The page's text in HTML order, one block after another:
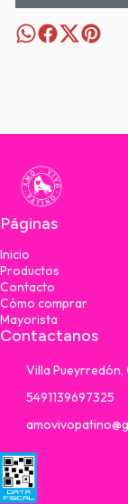
Páginas
Inicio
Productos
Contacto
Cómo comprar
Mayorista
Contactanos
Villa Pueyrredón,
5491139697325